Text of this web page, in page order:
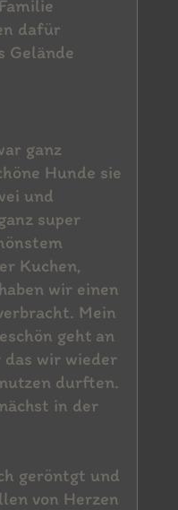
dafür
Gelände
ganz
Hunde sie
und
super
Kuchen,
wir einen
Mein
geht an
wir wieder
durften.
in der
geröntgt und
von Herzen